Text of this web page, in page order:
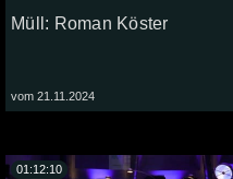
Müll: Roman Köster
vom 21.11.2024
01:12:10